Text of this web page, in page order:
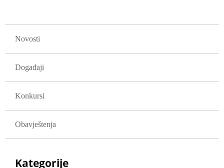
Novosti
Događaji
Konkursi
Obavještenja
Kategorije